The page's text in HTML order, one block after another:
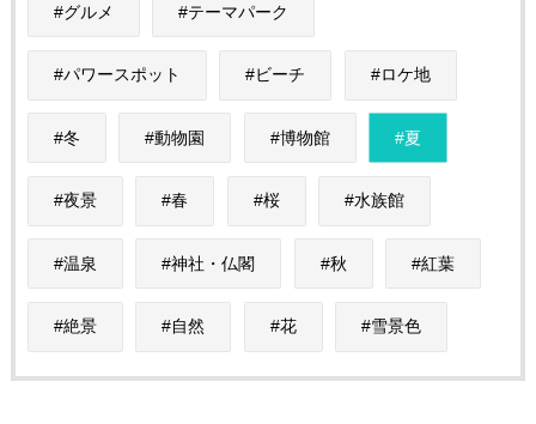
グルメ テーマパーク
パワースポット ビーチ ロケ地
冬 動物園 博物館 夏
夜景 春 桜 水族館
温泉 神社・仏閣 秋 紅葉
絶景 自然 花 雪景色